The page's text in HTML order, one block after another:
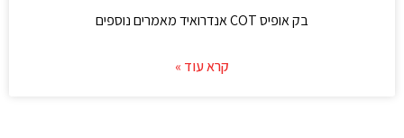
בק אופיס COT אנדרואיד מאמרים נוספים
קרא עוד »